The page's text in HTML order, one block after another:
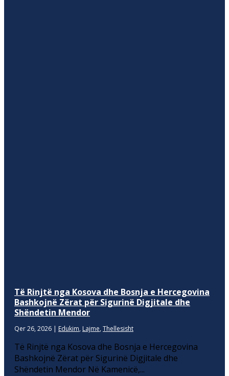
Të Rinjtë nga Kosova dhe Bosnja e Hercegovina
Bashkojnë Zërat për Sigurinë Digjitale dhe
Shëndetin Mendor
Qer 26, 2026 | Edukim, Lajme, Thellesisht
Të Rinjtë nga Kosova dhe Bosnja e Hercegovina
Bashkojnë Zërat për Sigurinë Digjitale dhe
Shëndetin Mendor Në Kamenicë,...